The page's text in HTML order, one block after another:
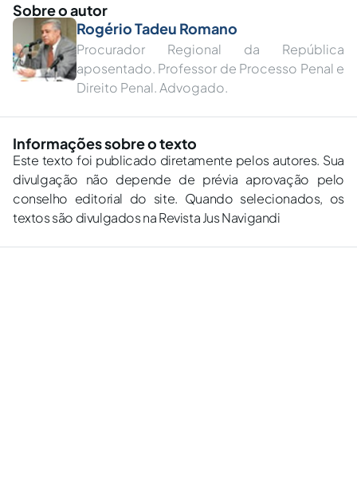
Sobre o autor
Rogério Tadeu Romano
Procurador Regional da República
aposentado. Professor de Processo Penal e
Direito Penal. Advogado.
Informações sobre o texto
Este texto foi publicado diretamente pelos autores. Sua
divulgação não depende de prévia aprovação pelo
conselho editorial do site. Quando selecionados, os
textos são divulgados na Revista Jus Navigandi